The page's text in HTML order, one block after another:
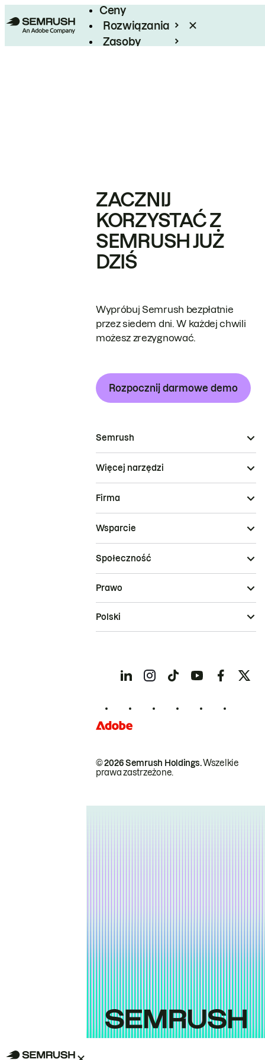
Ceny
Rozwiązania
Zasoby
ZACZNIJ
KORZYSTAĆ Z
SEMRUSH JUŻ
DZIŚ
Wypróbuj Semrush bezpłatnie
przez siedem dni. W każdej chwili
możesz zrezygnować.
Rozpocznij darmowe demo
Semrush
Więcej narzędzi
Firma
Wsparcie
Społeczność
© 2026 Semrush Holdings.Wszelkie
prawa zastrzeżone.
Prawo
Polski